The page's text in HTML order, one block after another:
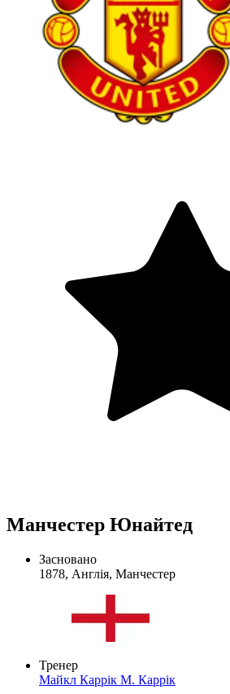
Манчестер Юнайтед
Засновано
1878, Англія, Манчестер
Тренер
Майкл Каррік М. Каррік